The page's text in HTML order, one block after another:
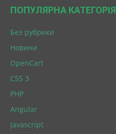
ПОПУЛЯРНА КАТЕГОРІЯ
Без рубрики
Новини
OpenCart
CSS 3
PHP
Angular
Javascript